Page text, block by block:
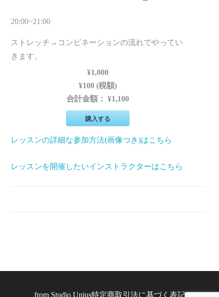
20:00~21:00
ストレッチ→コンビネーションの流れでやってい
きます。
¥1,000
¥100 (税額)
合計金額：¥1,100
購入する
レッスンの詳細な参加方法(画像つき)はこちら
レッスンを開催したいインストラクターはこちら
from Studio Unius特定商取引法に基づく表記